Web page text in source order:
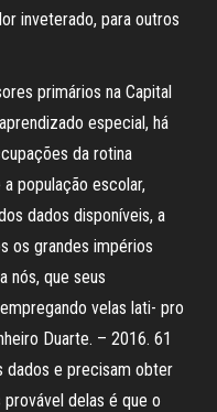
inveterado, para outros
primários na Capital
especial, há
da rotina
população escolar,
dados disponíveis, a
os grandes impérios
nós, que seus
velas lati- pro
Duarte. – 2016. 61
dados e precisam obter
delas é que o